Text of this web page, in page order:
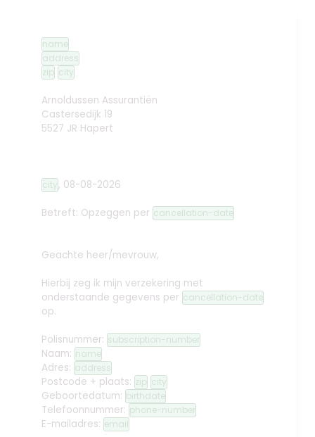
name
address
zip city
Arnoldussen Assurantiën
Castersedijk 19
5527 JR Hapert
city, 08-08-2026
Betreft: Opzeggen per cancellation-date
Geachte heer/mevrouw,
Hierbij zeg ik mijn verzekering met
onderstaande gegevens per cancellation-date
op.
Polisnummer: subscription-number
Naam: name
Adres: address
Postcode + plaats: zip city
Geboortedatum: birthdate
Telefoonnummer: phone-number
E-mailadres: email